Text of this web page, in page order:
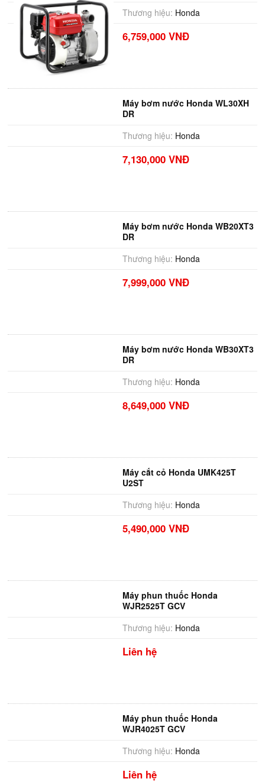
Thương hiệu: Honda
6,759,000 VNĐ
Máy bơm nước Honda WL30XH
DR
Thương hiệu: Honda
7,130,000 VNĐ
Máy bơm nước Honda WB20XT3
DR
Thương hiệu: Honda
7,999,000 VNĐ
Máy bơm nước Honda WB30XT3
DR
Thương hiệu: Honda
8,649,000 VNĐ
Máy cắt cỏ Honda UMK425T
U2ST
Thương hiệu: Honda
5,490,000 VNĐ
Máy phun thuốc Honda
WJR2525T GCV
Thương hiệu: Honda
Liên hệ
Máy phun thuốc Honda
WJR4025T GCV
Thương hiệu: Honda
Liên hệ